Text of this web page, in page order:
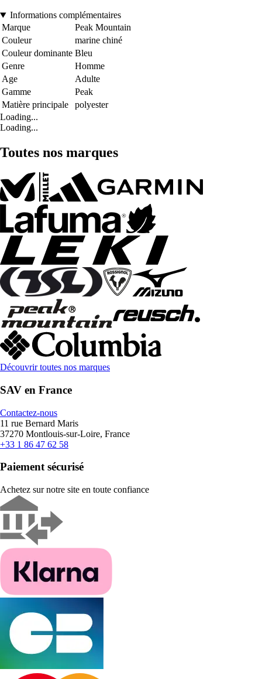
Informations complémentaires
Marque
Peak Mountain
Couleur
marine chiné
Couleur dominante Bleu
Genre
Homme
Age
Adulte
Gamme
Peak
Matière principale
polyester
Loading...
Loading...
Toutes nos marques
Découvrir toutes nos marques
SAV en France
Contactez-nous
11 rue Bernard Maris
37270 Montlouis-sur-Loire, France
+33 1 86 47 62 58
Paiement sécurisé
Achetez sur notre site en toute confiance